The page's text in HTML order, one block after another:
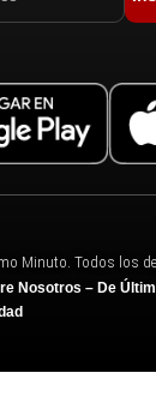
Minuto. Todos los
Nosotros – De